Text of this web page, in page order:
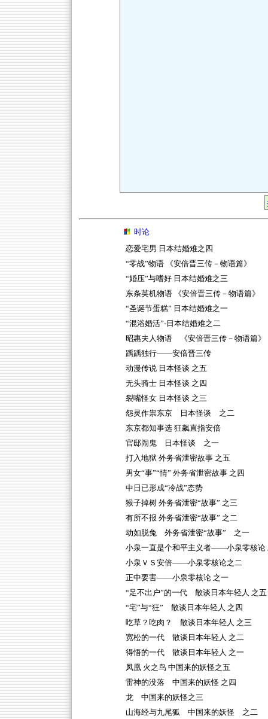
时论
恋爱宅男 日本结婚难之四
“零战”物语 《安倍晋三传－物语篇》
“婚压”与嗜好 日本结婚难之三
东条英机物语 《安倍晋三传－物语篇》
“圣诞节蛋糕” 日本结婚难之一
“混浴婚活”-日本结婚难之二
昭惠夫人物语 《安倍晋三传－物语篇》
踽踽独行——安倍晋三传
动漫传说 日本怪谈 之五
无头骑士 日本怪谈 之四
裂嘴怪女 日本怪谈 之三
怨灵作祟东京 日本怪谈 之二
东京都知事选 狂飙直指安倍
官邸闹鬼 日本怪谈 之一
打入地狱 外务省泄密故事 之五
男女“事”“情” 外务省泄密故事 之四
中日已形成“冷战”态势
猴子掉树 外务省泄密“故事” 之三
有所不报 外务省泄密“故事” 之二
动如脱兔 外务省泄密“故事” 之一
小泉一直是个和平主义者——小泉零核论
小泉ＶＳ安倍——小泉零核论之二
正中要害——小泉零核论 之一
“足不出户”的一代 散谈日本年轻人 之五
“宅”与“狂” 散谈日本年轻人 之四
吃草？吃肉？ 散谈日本年轻人 之三
宽松的一代 散谈日本年轻人 之二
得悟的一代 散谈日本年轻人 之一
凤凰 火之鸟 中国来的妖怪之五
雷神的没落 中国来的妖怪 之四
龙 中国来的妖怪之三
山海经与九尾狐 中国来的妖怪 之二